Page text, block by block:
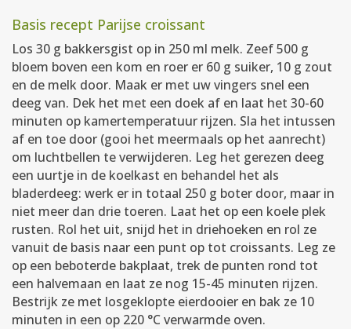
Basis recept Parijse croissant
Los 30 g bakkersgist op in 250 ml melk. Zeef 500 g
bloem boven een kom en roer er 60 g suiker, 10 g zout
en de melk door. Maak er met uw vingers snel een
deeg van. Dek het met een doek af en laat het 30-60
minuten op kamertemperatuur rijzen. Sla het intussen
af en toe door (gooi het meermaals op het aanrecht)
om luchtbellen te verwijderen. Leg het gerezen deeg
een uurtje in de koelkast en behandel het als
bladerdeeg: werk er in totaal 250 g boter door, maar in
niet meer dan drie toeren. Laat het op een koele plek
rusten. Rol het uit, snijd het in driehoeken en rol ze
vanuit de basis naar een punt op tot croissants. Leg ze
op een beboterde bakplaat, trek de punten rond tot
een halvemaan en laat ze nog 15-45 minuten rijzen.
Bestrijk ze met losgeklopte eierdooier en bak ze 10
minuten in een op 220 °C verwarmde oven.